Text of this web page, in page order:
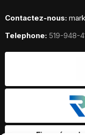
Contactez-nous:
Telephone: 519-948-